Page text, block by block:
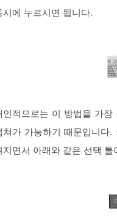
시에 누르시면 됩니다.
인적으로는 이 방법을 가장
쳐가 가능하기 때문입니다
지면서 아래와 같은 선택 툴